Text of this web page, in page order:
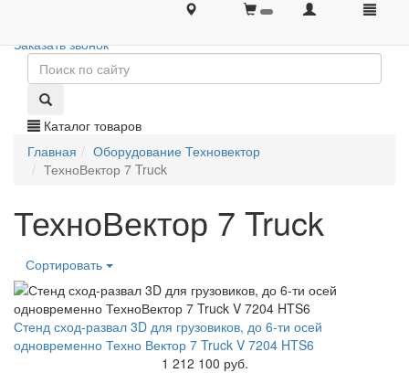
+7 (495) 646-08-66 +7 (495) 646-08-66
Заказать звонок
Каталог товаров
Главная
Оборудование Техновектор
ТехноВектор 7 Truck
ТехноВектор 7 Truck
Сортировать
Стенд сход-развал 3D для грузовиков, до 6-ти осей
одновременно Техно Вектор 7 Truck V 7204 HTS6
1 212 100 руб.